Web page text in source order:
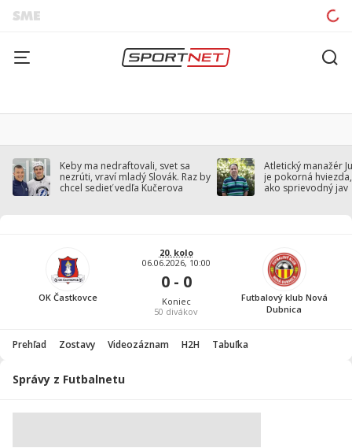
Keby ma nedraftovali, svet sa
nezrúti, vraví mladý Slovák. Raz by
chcel sedieť vedľa Kučerova
Atletický manažér
je pokorná
ako sprievodný jav
OK Častkovce
20. kolo
06.06.2026, 10:00
0 - 0
Koniec
50 divákov
Futbalový klub Nová
Dubnica
Prehľad Zostavy Videozáznam H2H Tabuľka
Správy z Futbalnetu